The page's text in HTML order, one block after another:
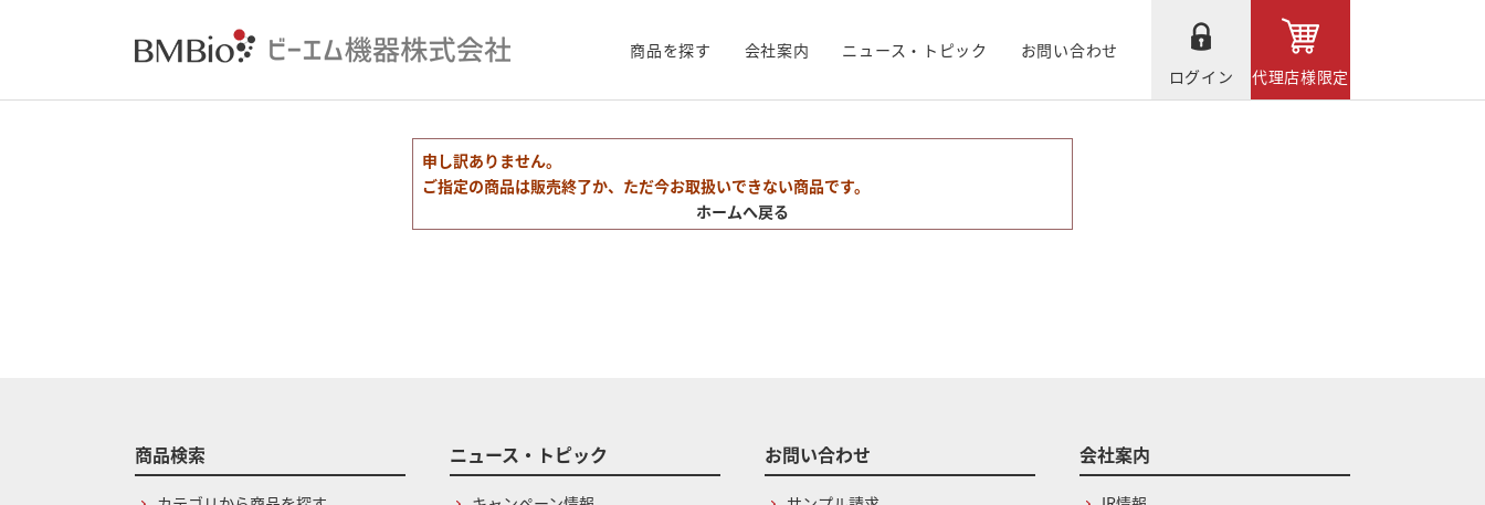
商品を探す 会社案内 ニュース・トピック
お問い合わせ
ログイン
代理店様限定
申し訳ありません。
ご指定の商品は販売終了か、ただ今お取扱いできない商品です。
ホームへ戻る
商品検索 ニュース・トピック お問い合わせ 会社案内